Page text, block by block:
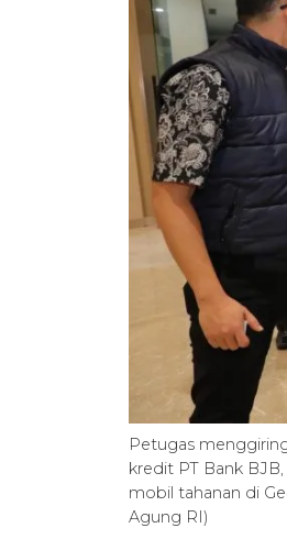
Petugas
kredit PT Bank
mobil tahanan di
Agung RI)